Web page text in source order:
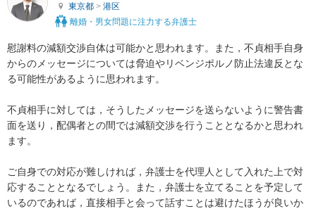
東京都 > 港区
離婚・男女問題に注力する弁護士
慰謝料の減額交渉自体は可能かと思われます。また，不貞相手自身
からのメッセージについては脅迫やリベンジポルノ防止法違反とな
る可能性があるように思われます。
不貞相手に対しては，そうしたメッセージを送らないように警告書
面を送り，配偶者との間では減額交渉を行うこととなるかと思われ
ます。
ご自身での対応が難しければ，弁護士を代理人として入れた上で対
応することとなるでしょう。また，弁護士を立てることを予定して
いるのであれば，直接相手と会って話すことは避けたほうが良いか